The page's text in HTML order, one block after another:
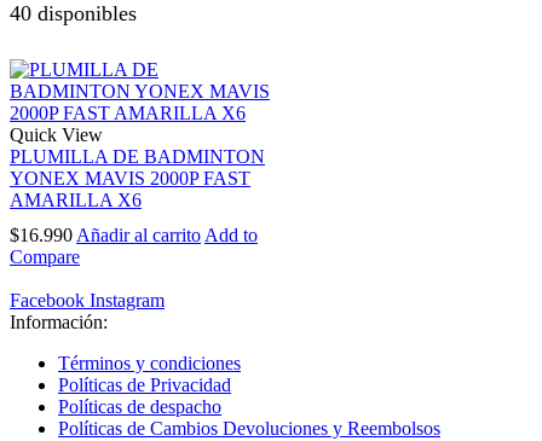
40 disponibles
Quick View
PLUMILLA DE BADMINTON
YONEX MAVIS 2000P FAST
AMARILLA X6
$16.990Añadir al carritoAdd to
Compare
Facebook Instagram
Información:
Términos y condiciones
Políticas de Privacidad
Políticas de despacho
Políticas de Cambios Devoluciones y Reembolsos